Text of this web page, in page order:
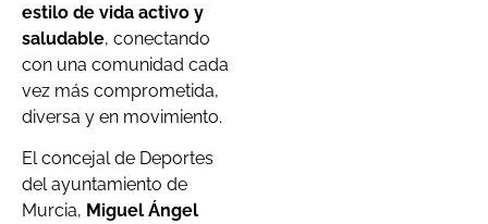
estilo de vida activo y
saludable, conectando
con una comunidad cada
vez más comprometida,
diversa y en movimiento.
El concejal de Deportes
del ayuntamiento de
Murcia, Miguel Ángel